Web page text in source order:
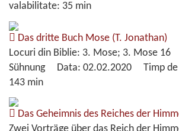
valabilitate: 35 min
Das dritte Buch Mose (T. Jonathan)
Locuri din Biblie: 3. Mose; 3. Mose 16
Sühnung
Data: 02.02.2020 Timp
143 min
Das Geheimnis des Reiches der